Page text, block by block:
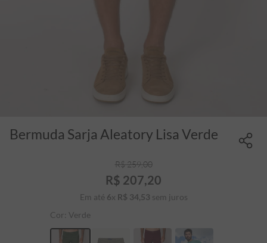
Bermuda Sarja Aleatory Lisa Verde
R$ 259,00
R$ 207,20
Em até 6x R$ 34,53 sem juros
Cor: Verde